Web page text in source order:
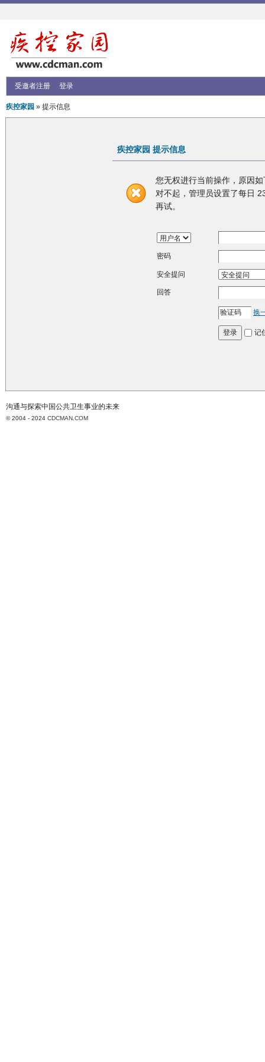
受邀者注册 登录
疾控家园 » 提示信息
疾控家园 提示信息
您无权进行当前操作，原因如
对不起，管理员设置了每日
再试。
密码
安全提问
回答
换
登录 记
沟通与探索中国公共卫生事业的未来
© 2004 - 2024 CDCMAN.COM